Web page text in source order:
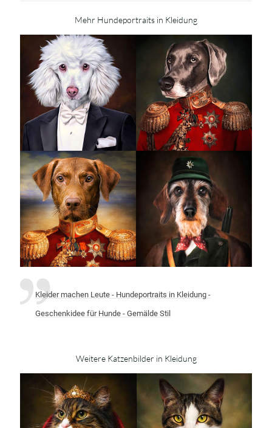
Mehr Hundeportraits in Kleidung
Kleider machen Leute - Hundeportraits in Kleidung -
Geschenkidee für Hunde - Gemälde Stil
Weitere Katzenbilder in Kleidung